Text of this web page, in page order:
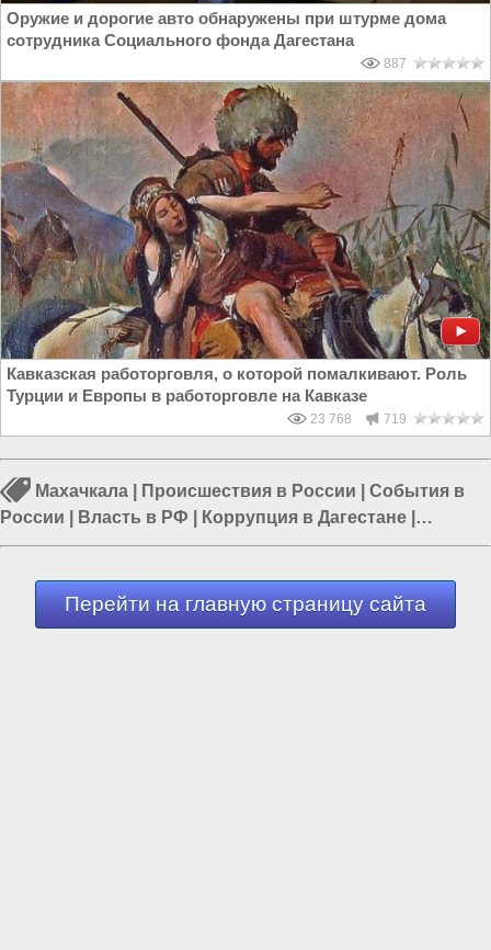
Оружие и дорогие авто обнаружены при штурме дома
сотрудника Социального фонда Дагестана
887
Кавказская работорговля, о которой помалкивают. Роль
Турции и Европы в работорговле на Кавказе
23 768 719
Махачкала Происшествия в России
События в
России
Власть в РФ Коррупция в Дагестане
Коррупция в России|Борьба с терроризмом
Перейти на главную страницу сайта